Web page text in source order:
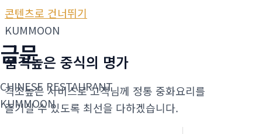
콘텐츠로 건너뛰기
금문
CHINESE RESTAURANT
KUMMOON
KUMMOON
품격높은 중식의 명가
격조높은 서비스로 고객님께 정통 중화요리를
즐기실 수 있도록 최선을 다하겠습니다.